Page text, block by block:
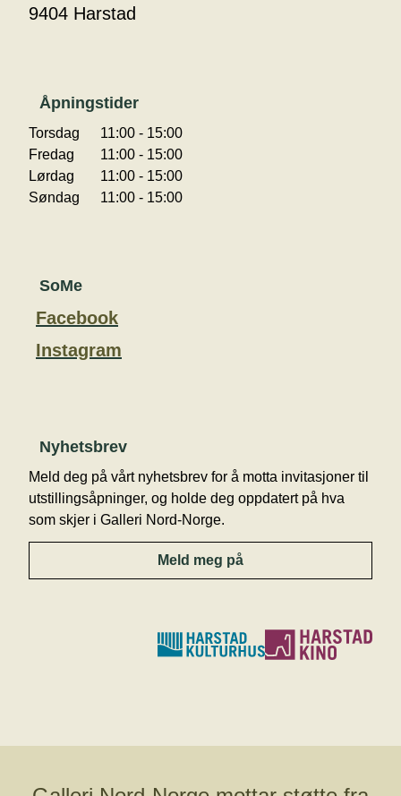
9404 Harstad
Åpningstider
Torsdag
11:00 - 15:00
Fredag
11:00 - 15:00
Lørdag
11:00 - 15:00
Søndag
11:00 - 15:00
SoMe
Facebook
Instagram
Nyhetsbrev
Meld deg på vårt nyhetsbrev for å motta invitasjoner til
utstillingsåpninger, og holde deg oppdatert på hva
som skjer i Galleri Nord-Norge.
Meld meg på